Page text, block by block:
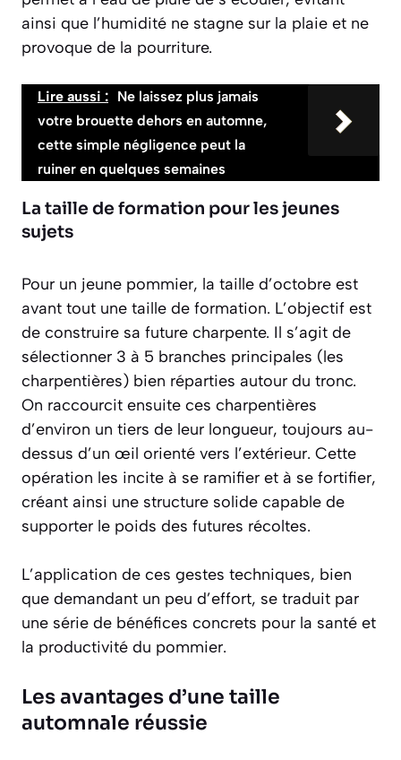
ainsi que l’humidité ne stagne sur la plaie et ne
provoque de la pourriture.
Lire aussi : Ne laissez plus jamais
votre brouette dehors en automne,
cette simple négligence peut la
ruiner en quelques semaines
La taille de formation pour les jeunes
sujets
Pour un jeune pommier, la taille d’octobre est
avant tout une taille de formation. L’objectif est
de construire sa future charpente. Il s’agit de
sélectionner 3 à 5 branches principales (les
charpentières) bien réparties autour du tronc.
On raccourcit ensuite ces charpentières
d’environ un tiers de leur longueur, toujours au-
dessus d’un œil orienté vers l’extérieur. Cette
opération les incite à se ramifier et à se fortifier,
créant ainsi une structure solide capable de
supporter le poids des futures récoltes.
L’application de ces gestes techniques, bien
que demandant un peu d’effort, se traduit par
une série de bénéfices concrets pour la santé et
la productivité du pommier.
Les avantages d’une taille
automnale réussie